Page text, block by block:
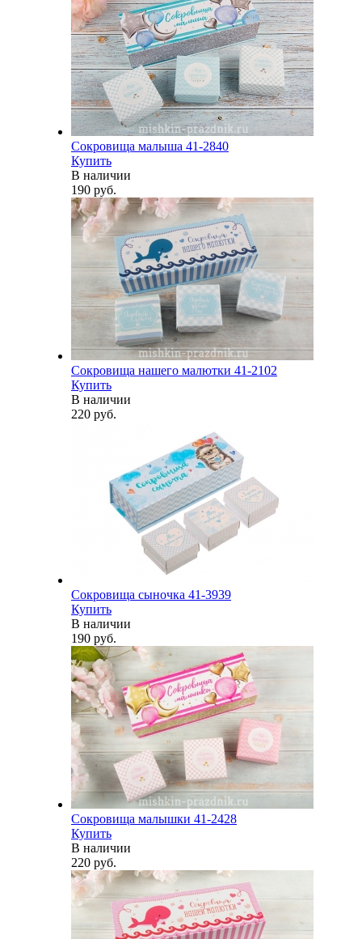
Сокровища малыша 41-2840
Купить
В наличии
190 руб.
Сокровища нашего малютки 41-2102
Купить
В наличии
220 руб.
Сокровища сыночка 41-3939
Купить
В наличии
190 руб.
Сокровища малышки 41-2428
Купить
В наличии
220 руб.